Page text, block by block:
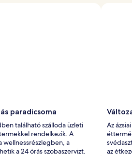
paradicsoma
található szálloda üzleti
rendelkezik. A
wellnessrészlegben, a
a 24 órás szobaszervizt.
Az
az